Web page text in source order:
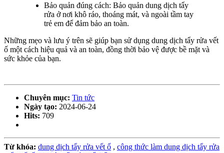
Bảo quản đúng cách: Bảo quản dung dịch tẩy
rửa ở nơi khô ráo, thoáng mát, và ngoài tầm tay
trẻ em để đảm bảo an toàn.
Những mẹo và lưu ý trên sẽ giúp bạn sử dụng dung dịch tẩy rửa vết
ố một cách hiệu quả và an toàn, đồng thời bảo vệ được bề mặt và
sức khỏe của bạn.
Chuyên mục: Tin tức
Ngày tạo: 2024-06-24
Hits: 709
Từ khóa: dung dịch tẩy rửa vết ố , công thức làm dung dịch tẩy rửa